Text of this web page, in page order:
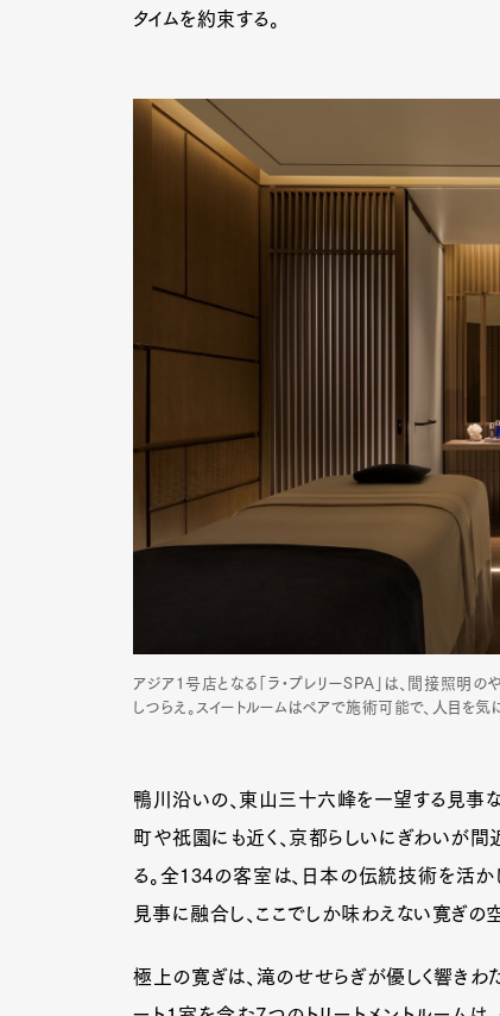
タイムを約束する。
アジア1号店となる「ラ•プレリーSPA」は、間接照明の
しつらえ。スイートルームはペアで施術可能で、人目を
鴨川沿いの、東山三十六峰を一望する見事な
町や祇園にも近く、京都らしいにぎわいが
る。全134の客室は、日本の伝統技術を活
見事に融合し、ここでしか味わえない寛ぎの空
極上の寛ぎは、滝のせせらぎが優しく響きわ